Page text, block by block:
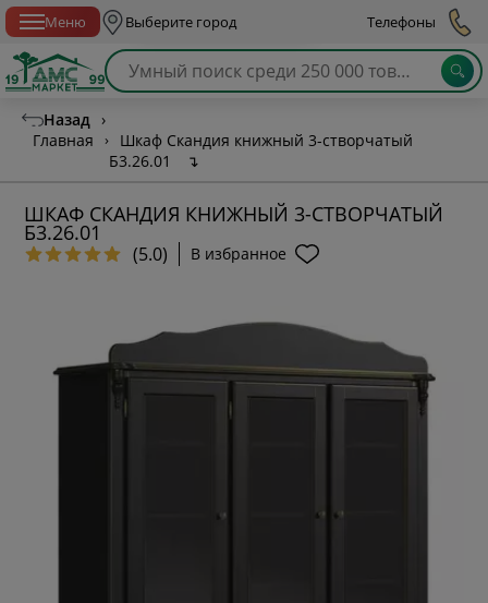
Меню Выберите город Телефоны
Назад ›
Главная
›
Шкаф Скандия книжный 3-створчатый
Б3.26.01
↴
ШКАФ СКАНДИЯ КНИЖНЫЙ 3-СТВОРЧАТЫЙ
Б3.26.01
(5.0) В избранное